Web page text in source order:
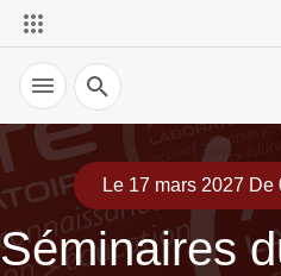
Recherche
Le 17 mars 2027 De
Séminaires